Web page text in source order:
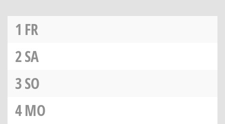
1 FR
2SA
3SO
4MO